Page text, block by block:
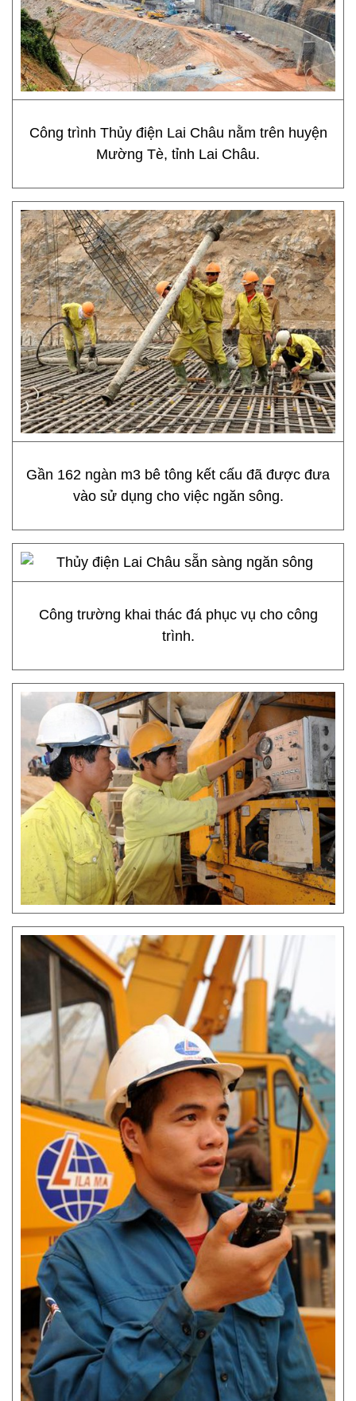
Công trình Thủy điện Lai Châu nằm trên huyện
Mường Tè, tỉnh Lai Châu.
Gần 162 ngàn m3 bê tông kết cấu đã được đưa
vào sử dụng cho việc ngăn sông.
Công trường khai thác đá phục vụ cho công
trình.